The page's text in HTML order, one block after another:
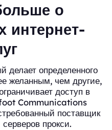
о
интернет-
делает определенного
желанным, чем другие,
доступ в
Communications
поставщик
прокси.